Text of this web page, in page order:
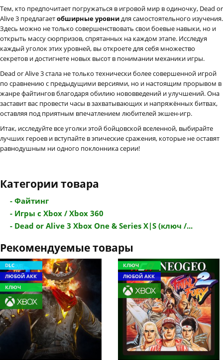
Тем, кто предпочитает погружаться в игровой мир в одиночку, Dead or
Alive 3 предлагаетобширные уровнидля самостоятельного изучения.
Здесь можно не только совершенствовать свои боевые навыки, но и
открыть массу сюрпризов, спрятанных на каждом этапе. Исследуя
каждый уголок этих уровней, вы откроете для себя множество
секретов и достигнете новых высот в понимании механики игры.
Dead or Alive 3 стала не только технически более совершенной игрой
по сравнению с предыдущими версиями, но и настоящим прорывом в
жанре файтингов благодаря обилию нововведений и улучшений. Она
заставит вас провести часы в захватывающих и напряжённых битвах,
оставляя под приятным впечатлением любителей экшен-игр.
Итак, исследуйте все уголки этой бойцовской вселенной, выбирайте
лучших героев и вступайте в эпические сражения, которые не оставят
равнодушным ни одного поклонника серии!
Категории товара
- Файтинг
- Игры с Xbox / Xbox 360
- Dead or Alive 3 Xbox One & Series X|S (ключ /...
Рекомендуемые товары
DLC
ЛЮБОЙ АКК
КЛЮЧ
КЛЮЧ
ЛЮБОЙ АКК